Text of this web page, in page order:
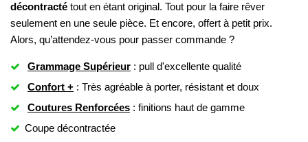
décontracté tout en étant original. Tout pour la faire rêver
seulement en une seule pièce. Et encore, offert à petit prix.
Alors, qu’attendez-vous pour passer commande ?
Grammage Supérieur : pull d'excellente qualité
Confort + : Très agréable à porter, résistant et doux
Coutures Renforcées : finitions haut de gamme
Coupe décontractée